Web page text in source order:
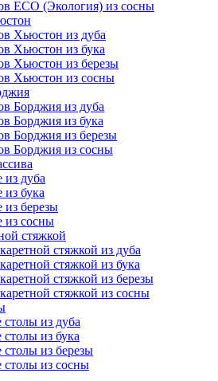
ECO (Экология) из сосны
Хьюстон из дуба
Хьюстон из бука
Хьюстон из березы
Хьюстон из сосны
Борджия из дуба
Борджия из бука
Борджия из березы
Борджия из сосны
дуба
бука
березы
сосны
стяжкой
стяжкой из дуба
стяжкой из бука
стяжкой из березы
стяжкой из сосны
из дуба
из бука
из березы
из сосны